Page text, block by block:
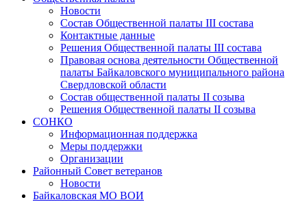
Новости
Состав Общественной палаты III состава
Контактные данные
Решения Общественной палаты III состава
Правовая основа деятельности Общественной
палаты Байкаловского муниципального района
Свердловской области
Состав общественной палаты II созыва
Решения Общественной палаты II созыва
СОНКО
Информационная поддержка
Меры поддержки
Организации
Районный Совет ветеранов
Новости
Байкаловская МО ВОИ